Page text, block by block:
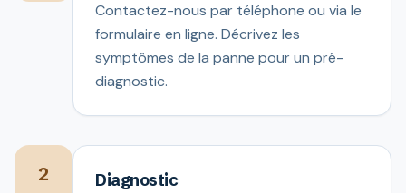
Contactez-nous par téléphone ou via le
formulaire en ligne. Décrivez les
symptômes de la panne pour un pré-
diagnostic.
2 Diagnostic